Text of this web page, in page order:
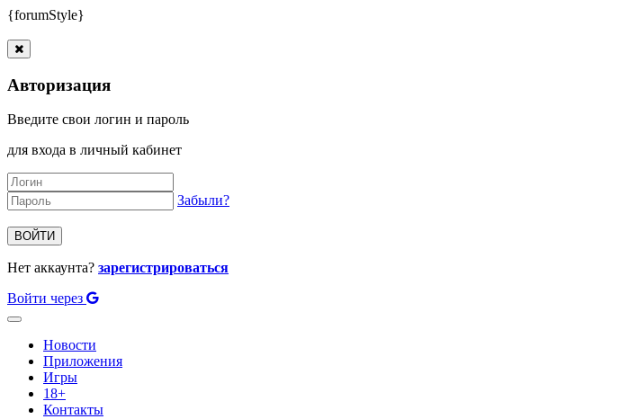
{forumStyle}
Авторизация
Введите свои логин и пароль
для входа в личный кабинет
Забыли?
ВОЙТИ
Нет аккаунта? зарегистрироваться
Войти через
Toggle
navigationНовости
Приложения
Игры
18+
Контакты